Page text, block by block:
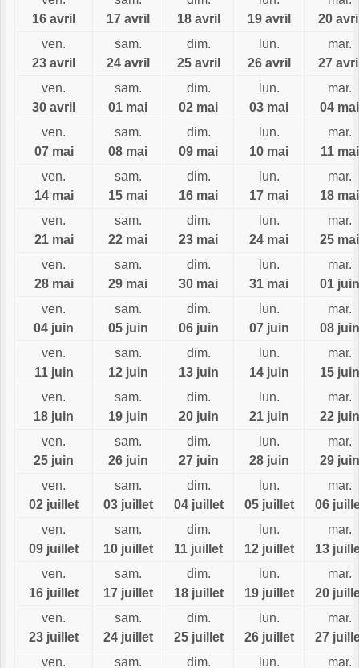
16 avril
17 avril
18 avril
19 avril
20
ven.
23 avril
sam.
24 avril
dim.
25 avril
lun.
26 avril
mar.
27
ven.
30 avril
sam.
01 mai
dim.
02 mai
lun.
03 mai
mar.
04 mai
ven.
07 mai
sam.
08 mai
dim.
09 mai
lun.
10 mai
mar.
11 mai
ven.
14 mai
sam.
15 mai
dim.
16 mai
lun.
17 mai
mar.
18 mai
ven.
21 mai
sam.
22 mai
dim.
23 mai
lun.
24 mai
mar.
25 mai
ven.
28 mai
sam.
29 mai
dim.
30 mai
lun.
31 mai
mar.
01 juin
ven.
04 juin
sam.
05 juin
dim.
06 juin
lun.
07 juin
mar.
08 juin
ven.
11 juin
sam.
12 juin
dim.
13 juin
lun.
14 juin
mar.
15 juin
ven.
18 juin
sam.
19 juin
dim.
20 juin
lun.
21 juin
mar.
22 juin
ven.
25 juin
sam.
26 juin
dim.
27 juin
lun.
28 juin
mar.
29 juin
ven.
02 juillet
sam.
03 juillet
dim.
04 juillet
lun.
05 juillet
mar.
06
ven.
09 juillet
sam.
10 juillet
dim.
11 juillet
lun.
12 juillet
mar.
13
ven.
16 juillet
sam.
17 juillet
dim.
18 juillet
lun.
19 juillet
mar.
20
ven.
23 juillet
sam.
24 juillet
dim.
25 juillet
lun.
26 juillet
mar.
27
ven.
sam.
dim.
lun.
mar.